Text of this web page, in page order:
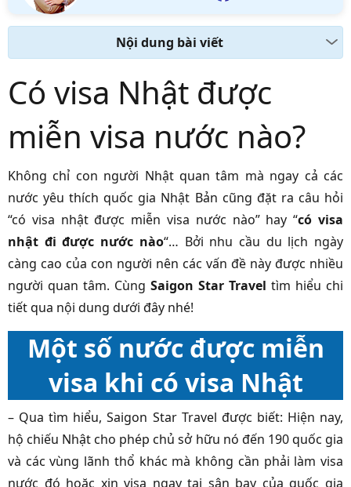
Nội dung bài viết
Có visa Nhật được
miễn visa nước nào?
Không chỉ con người Nhật quan tâm mà ngay cả các
nước yêu thích quốc gia Nhật Bản cũng đặt ra câu hỏi
“có visa nhật được miễn visa nước nào” hay “có visa
nhật đi được nước nào“… Bởi nhu cầu du lịch ngày
càng cao của con người nên các vấn đề này được nhiều
người quan tâm. Cùng Saigon Star Travel tìm hiểu chi
tiết qua nội dung dưới đây nhé!
Một số nước được miễn
visa khi có visa Nhật
– Qua tìm hiểu, Saigon Star Travel được biết: Hiện nay,
hộ chiếu Nhật cho phép chủ sở hữu nó đến 190 quốc gia
và các vùng lãnh thổ khác mà không cần phải làm visa
nước đó hoặc xin visa ngay tại sân bay của quốc gia